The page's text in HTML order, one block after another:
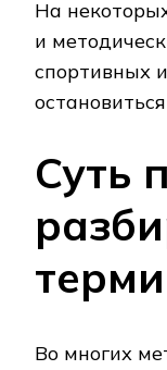
На
и
спортивных
Суть
Во многих